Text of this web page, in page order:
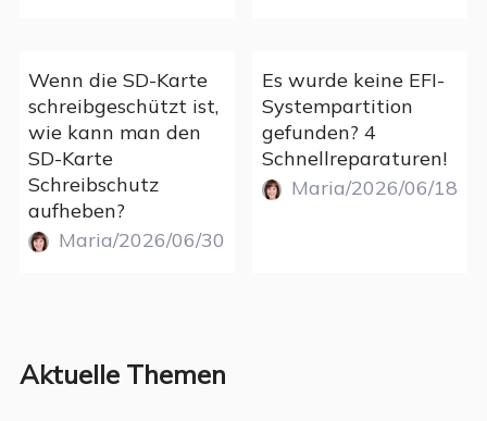
Wenn die SD-Karte
schreibgeschützt ist,
wie kann man den
SD-Karte
Schreibschutz
aufheben?
Maria/2026/06/30
Es wurde keine EFI-
Systempartition
gefunden? 4
Schnellreparaturen!
Maria/2026/06/18
Aktuelle Themen